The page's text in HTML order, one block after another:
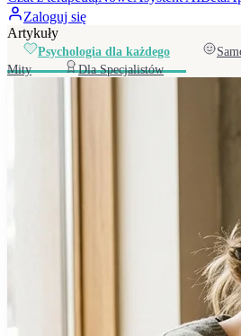
Zaloguj się
Artykuły
Psychologia dla każdego
Mity
Dla Specjalistów